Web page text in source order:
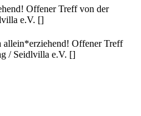
Offener Treff von der
e.V. []
allein*erziehend! Offener Treff
/ Seidlvilla e.V. []